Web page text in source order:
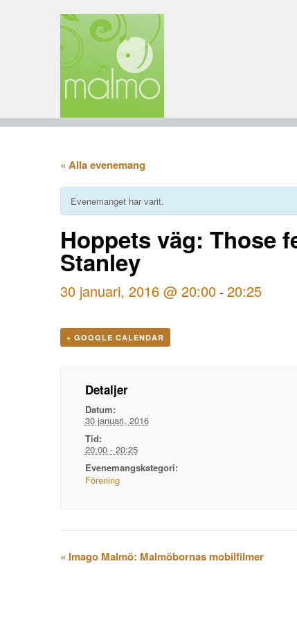
« Alla evenemang
Evenemanget har varit.
Hoppets väg: Those
Stanley
30 januari, 2016 @ 20:00-20:25
+ GOOGLE CALENDAR
Detaljer
Datum:
30 januari, 2016
Tid:
20:00 - 20:25
Evenemangskategori:
Förening
Evenemangsnavigation
« Imago Malmö: Malmöbornas mobilfilmer